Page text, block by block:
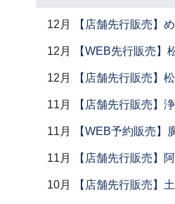
12月 【店舗先行販売】
12月 【WEB先行販売】
12月 【店舗先行販売】
11月 【店舗先行販売】
11月 【WEB予約販売】
11月 【店舗先行販売】
10月 【店舗先行販売】